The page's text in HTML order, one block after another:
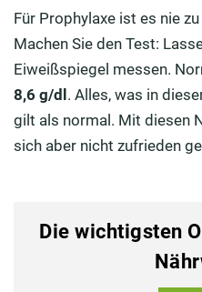
Für Prophylaxe ist es nie
Machen Sie den Test:
Eiweißspiegel messen.
8,6 g/dl . Alles, was in
gilt als normal. Mit diesen
sich aber nicht zufrieden